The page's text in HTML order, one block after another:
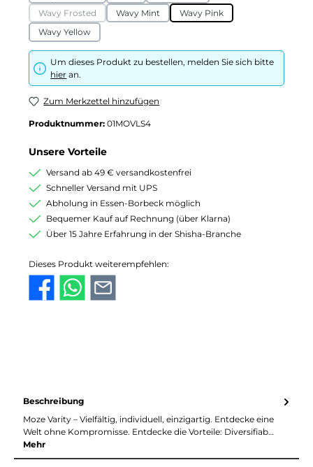
Wavy Frosted
(Diese Option ist zurzeit nicht verfügbar.)
Wavy Mint
Wavy Pink
Wavy Yellow
Um dieses Produkt zu bestellen, melden Sie sich bitte
hier an.
Zum Merkzettel hinzufügen
Produktnummer: 01MOVLS4
Unsere Vorteile
Versand ab 49 € versandkostenfrei
Schneller Versand mit UPS
Abholung in Essen-Borbeck möglich
Bequemer Kauf auf Rechnung (über Klarna)
Über 15 Jahre Erfahrung in der Shisha-Branche
Dieses Produkt weiterempfehlen:
Beschreibung
Moze Varity – Vielfältig, individuell, einzigartig. Entdecke eine
Welt ohne Kompromisse. Entdecke die Vorteile: Diversifiab…
Mehr